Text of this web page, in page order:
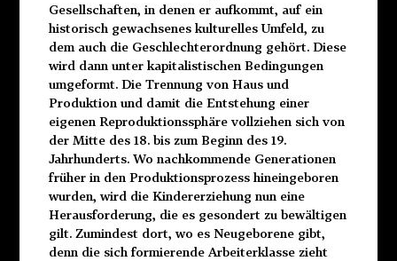
Gesellschaften, in denen er aufkommt, auf ein
historisch gewachsenes kulturelles Umfeld, zu
dem auch die Geschlechterordnung gehört. Diese
wird dann unter kapitalistischen Bedingungen
umgeformt. Die Trennung von Haus und
Produktion und damit die Entstehung einer
eigenen Reproduktionssphäre vollziehen sich von
der Mitte des 18. bis zum Beginn des 19.
Jahrhunderts. Wo nachkommende Generationen
früher in den Produktionsprozess hineingeboren
wurden, wird die Kindererziehung nun eine
Herausforderung, die es gesondert zu bewältigen
gilt. Zumindest dort, wo es Neugeborene gibt,
denn die sich formierende Arbeiterklasse zieht